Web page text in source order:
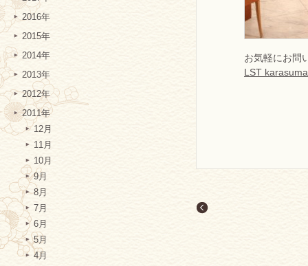
2016年
2015年
2014年
2013年
2012年
2011年
12月
11月
10月
9月
8月
7月
6月
5月
4月
お気軽にお問
LST karasuma